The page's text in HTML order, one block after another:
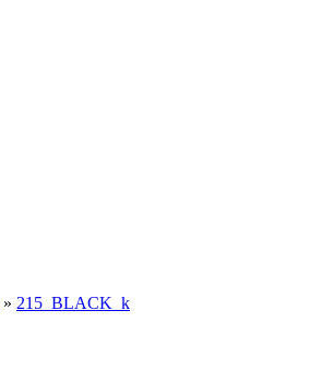
» 215_BLACK_k